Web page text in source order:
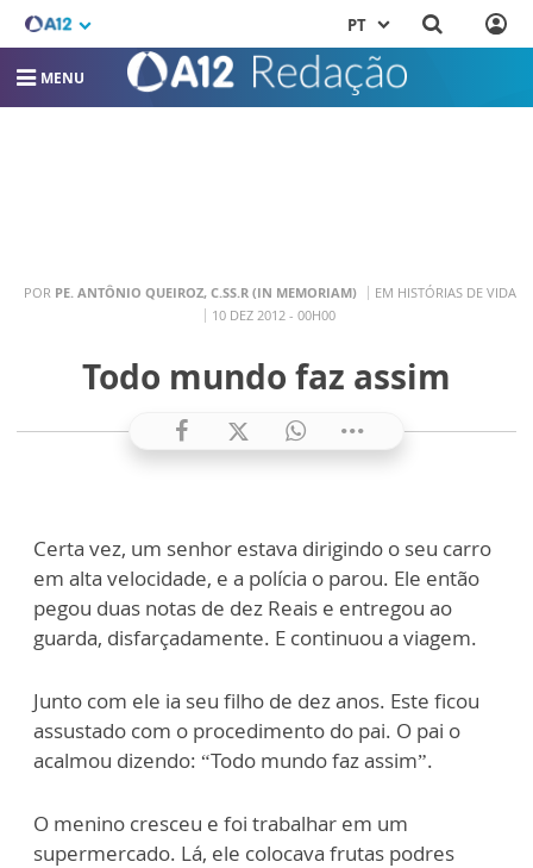
PT
MENU
POR PE. ANTÔNIO QUEIROZ, C.SS.R (IN MEMORIAM)
EM HISTÓRIAS DE VIDA
10 DEZ 2012 - 00H00
Todo mundo faz assim
Certa vez, um senhor estava dirigindo o seu carro
em alta velocidade, e a polícia o parou. Ele então
pegou duas notas de dez Reais e entregou ao
guarda, disfarçadamente. E continuou a viagem.
Junto com ele ia seu filho de dez anos. Este ficou
assustado com o procedimento do pai. O pai o
acalmou dizendo: “Todo mundo faz assim”.
O menino cresceu e foi trabalhar em um
supermercado. Lá, ele colocava frutas podres